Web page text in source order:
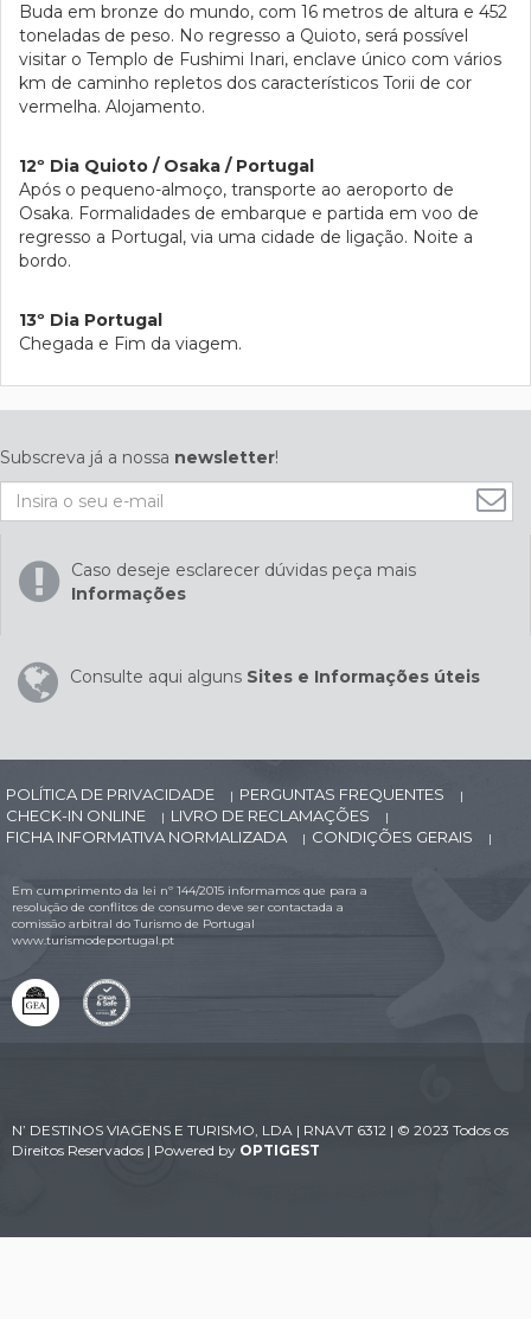
Buda em bronze do mundo, com 16 metros de altura e 452
toneladas de peso. No regresso a Quioto, será possível
visitar o Templo de Fushimi Inari, enclave único com vários
km de caminho repletos dos característicos Torii de cor
vermelha. Alojamento.
12º Dia Quioto / Osaka / Portugal
Após o pequeno-almoço, transporte ao aeroporto de
Osaka. Formalidades de embarque e partida em voo de
regresso a Portugal, via uma cidade de ligação. Noite a
bordo.
13º Dia Portugal
Chegada e Fim da viagem.
Subscreva já a nossa newsletter!
Caso deseje esclarecer dúvidas peça mais
Informações
Consulte aqui alguns Sites e Informações úteis
POLÍTICA DE PRIVACIDADE | PERGUNTAS FREQUENTES |
CHECK-IN ONLINE | LIVRO DE RECLAMAÇÕES |
FICHA INFORMATIVA NORMALIZADA | CONDIÇÕES GERAIS |
Em cumprimento da lei nº 144/2015 informamos que para a
resolução de conflitos de consumo deve ser contactada a
comissão arbitral do Turismo de Portugal
www.turismodeportugal.pt
N’ DESTINOS VIAGENS E TURISMO, LDA | RNAVT 6312 | © 2023 Todos os
Direitos Reservados | Powered by OPTIGEST